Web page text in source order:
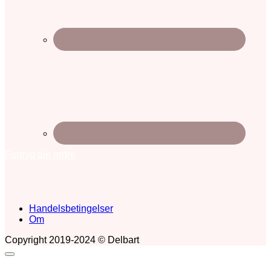
Handelsbetingelser
Om
Copyright 2019-2024 © Delbart